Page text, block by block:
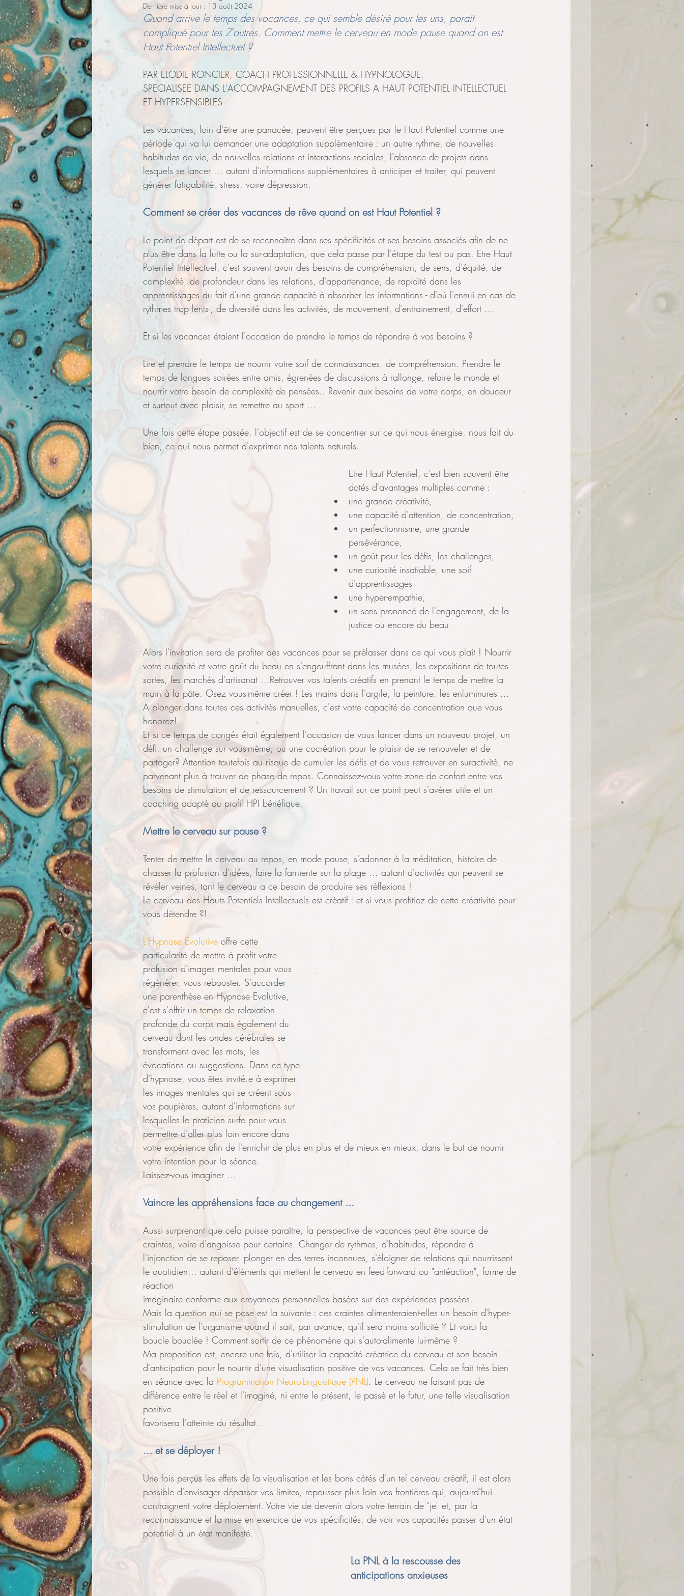
Bilan de Compétences Phobie Relations Projet
Dernière mise à jour : 13 août 2024
Quand arrive le temps des vacances, ce qui semble désiré pour les uns, parait
compliqué pour les Z'autres. Comment mettre le cerveau en mode pause quand on est
Haut Potentiel Intellectuel ?
PAR ELODIE RONCIER, COACH PROFESSIONNELLE & HYPNOLOGUE,
SPECIALISEE DANS L'ACCOMPAGNEMENT DES PROFILS A HAUT POTENTIEL INTELLECTUEL
ET HYPERSENSIBLES
Les vacances, loin d'être une panacée, peuvent être perçues par le Haut Potentiel comme une
période qui va lui demander une adaptation supplémentaire : un autre rythme, de nouvelles
habitudes de vie, de nouvelles relations et interactions sociales, l'absence de projets dans
lesquels se lancer ... autant d'informations supplémentaires à anticiper et traiter, qui peuvent
générer fatigabilité, stress, voire dépression.
Comment se créer des vacances de rêve quand on est Haut Potentiel ?
Le point de départ est de se reconnaître dans ses spécificités et ses besoins associés afin de ne
plus être dans la lutte ou la sur-adaptation, que cela passe par l'étape du test ou pas. Etre Haut
Potentiel Intellectuel, c'est souvent avoir des besoins de compréhension, de sens, d'équité, de
complexité, de profondeur dans les relations, d'appartenance, de rapidité dans les
apprentissages du fait d'une grande capacité à absorber les informations - d'où l'ennui en cas de
rythmes trop lents-, de diversité dans les activités, de mouvement, d'entrainement, d'effort ...
Et si les vacances étaient l'occasion de prendre le temps de répondre à vos besoins ?
Lire et prendre le temps de nourrir votre soif de connaissances, de compréhension. Prendre le
temps de longues soirées entre amis, égrenées de discussions à rallonge, refaire le monde et
nourrir votre besoin de complexité de pensées.. Revenir aux besoins de votre corps, en douceur
et surtout avec plaisir, se remettre au sport ...
Une fois cette étape passée, l'objectif est de se concentrer sur ce qui nous énergise, nous fait du
bien, ce qui nous permet d'exprimer nos talents naturels.
Etre Haut Potentiel, c'est bien souvent être
dotés d'avantages multiples comme :
une grande créativité,
une capacité d'attention, de concentration,
un perfectionnisme, une grande
persévérance,
un goût pour les défis, les challenges,
une curiosité insatiable, une soif
d'apprentissages
une hyper-empathie,
un sens prononcé de l'engagement, de la
justice ou encore du beau
Alors l'invitation sera de profiter des vacances pour se prélasser dans ce qui vous plaît ! Nourrir
votre curiosité et votre goût du beau en s'engouffrant dans les musées, les expositions de toutes
sortes, les marchés d'artisanat ...Retrouver vos talents créatifs en prenant le temps de mettre la
main à la pâte. Osez vous-même créer ! Les mains dans l'argile, la peinture, les enluminures ...
A plonger dans toutes ces activités manuelles, c'est votre capacité de concentration que vous
honorez!
Et si ce temps de congés était également l'occasion de vous lancer dans un nouveau projet, un
défi, un challenge sur vous-même, ou une cocréation pour le plaisir de se renouveler et de
partager? Attention toutefois au risque de cumuler les défis et de vous retrouver en suractivité, ne
parvenant plus à trouver de phase de repos. Connaissez-vous votre zone de confort entre vos
besoins de stimulation et de ressourcement ? Un travail sur ce point peut s'avérer utile et un
coaching adapté au profil HPI bénéfique.
Mettre le cerveau sur pause ?
Tenter de mettre le cerveau au repos, en mode pause, s'adonner à la méditation, histoire de
chasser la profusion d'idées, faire la farniente sur la plage ... autant d'activités qui peuvent se
révéler veines, tant le cerveau a ce besoin de produire ses réflexions !
Le cerveau des Hauts Potentiels Intellectuels est créatif : et si vous profitiez de cette créativité pour
vous détendre ?!
L'Hypnose Evolutive offre cette
particularité de mettre à profit votre
profusion d'images mentales pour vous
régénérer, vous rebooster. S'accorder
une parenthèse en Hypnose Evolutive,
c'est s'offrir un temps de relaxation
profonde du corps mais également du
cerveau dont les ondes cérébrales se
transforment avec les mots, les
évocations ou suggestions. Dans ce type
d'hypnose, vous êtes invité.e à exprimer
les images mentales qui se créent sous
vos paupières, autant d'informations sur
lesquelles le praticien surfe pour vous
permettre d'aller plus loin encore dans
votre expérience afin de l'enrichir de plus en plus et de mieux en mieux, dans le but de nourrir
votre intention pour la séance.
Laissez-vous imaginer ...
Vaincre les appréhensions face au changement ...
Aussi surprenant que cela puisse paraître, la perspective de vacances peut être source de
craintes, voire d'angoisse pour certains. Changer de rythmes, d'habitudes, répondre à
l'injonction de se reposer, plonger en des terres inconnues, s'éloigner de relations qui nourrissent
le quotidien... autant d'éléments qui mettent le cerveau en feed-forward ou "antéaction", forme de
réaction
imaginaire conforme aux croyances personnelles basées sur des expériences passées.
Mais la question qui se pose est la suivante : ces craintes alimenteraient-elles un besoin d'hyper-
stimulation de l'organisme quand il sait, par avance, qu'il sera moins sollicité ? Et voici la
boucle bouclée ! Comment sortir de ce phénomène qui s'auto-alimente lui-même ?
Ma proposition est, encore une fois, d'utiliser la capacité créatrice du cerveau et son besoin
d'anticipation pour le nourrir d'une visualisation positive de vos vacances. Cela se fait très bien
en séance avec la Programmation Neuro-Linguistique (PNL). Le cerveau ne faisant pas de
différence entre le réel et l'imaginé, ni entre le présent, le passé et le futur, une telle visualisation
positive
favorisera l'atteinte du résultat.
... et se déployer !
Une fois perçus les effets de la visualisation et les bons côtés d'un tel cerveau créatif, il est alors
possible d'envisager dépasser vos limites, repousser plus loin vos frontières qui, aujourd'hui
contraignent votre déploiement. Votre vie de devenir alors votre terrain de "je" et, par la
reconnaissance et la mise en exercice de vos spécificités, de voir vos capacités passer d'un état
potentiel à un état manifesté.
La PNL à la rescousse des
anticipations anxieuses